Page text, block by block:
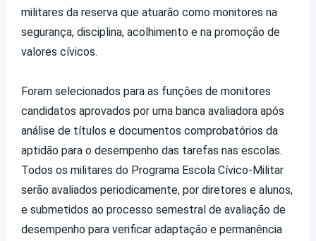
militares da reserva que atuarão como monitores na
segurança, disciplina, acolhimento e na promoção de
valores cívicos.
Foram selecionados para as funções de monitores
candidatos aprovados por uma banca avaliadora após
análise de títulos e documentos comprobatórios da
aptidão para o desempenho das tarefas nas escolas.
Todos os militares do Programa Escola Cívico-Militar
serão avaliados periodicamente, por diretores e alunos,
e submetidos ao processo semestral de avaliação de
desempenho para verificar adaptação e permanência